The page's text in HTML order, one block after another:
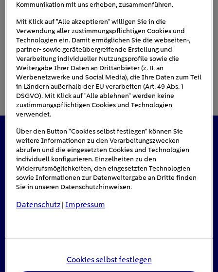
Das könnte Sie auch interessieren
#Solarenergie
Kommunikation mit uns erheben, zusammenführen.
Mit Klick auf "Alle akzeptieren" willigen Sie in die
Verwendung aller zustimmungspflichtigen Cookies und
Technologien ein. Damit ermöglichen Sie die webseiten-,
partner- sowie geräteübergreifende Erstellung und
Verarbeitung individueller Nutzungsprofile sowie die
Weitergabe Ihrer Daten an Drittanbieter (z. B. an
Werbenetzwerke und Social Media), die Ihre Daten zum Teil
in Ländern außerhalb der EU verarbeiten (Art. 49 Abs. 1
DSGVO). Mit Klick auf "Alle ablehnen" werden keine
zustimmungspflichtigen Cookies und Technologien
verwendet.
Über den Button "Cookies selbst festlegen" können Sie
weitere Informationen zu den Verarbeitungszwecken
abrufen und die eingesetzten Cookies und Technologien
individuell konfigurieren. Einzelheiten zu den
Widerrufsmöglichkeiten, den eingesetzten Technologien
sowie Informationen zur Datenweitergabe an Dritte finden
Sie in unseren Datenschutzhinweisen.
Datenschutz |Impressum
Cookies selbst festlegen